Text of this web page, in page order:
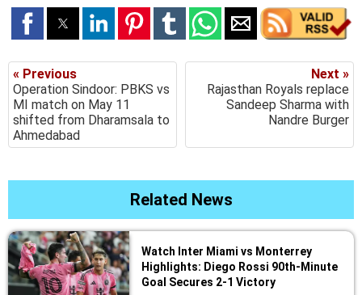
« Previous
Operation Sindoor: PBKS vs
MI match on May 11
shifted from Dharamsala to
Ahmedabad
Next »
Rajasthan Royals replace
Sandeep Sharma with
Nandre Burger
Related News
Watch Inter Miami vs Monterrey
Highlights: Diego Rossi 90th-Minute
Goal Secures 2-1 Victory